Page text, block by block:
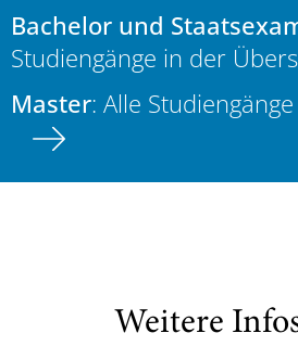
Bachelor und
Studiengänge in der
Master: Alle
Weitere